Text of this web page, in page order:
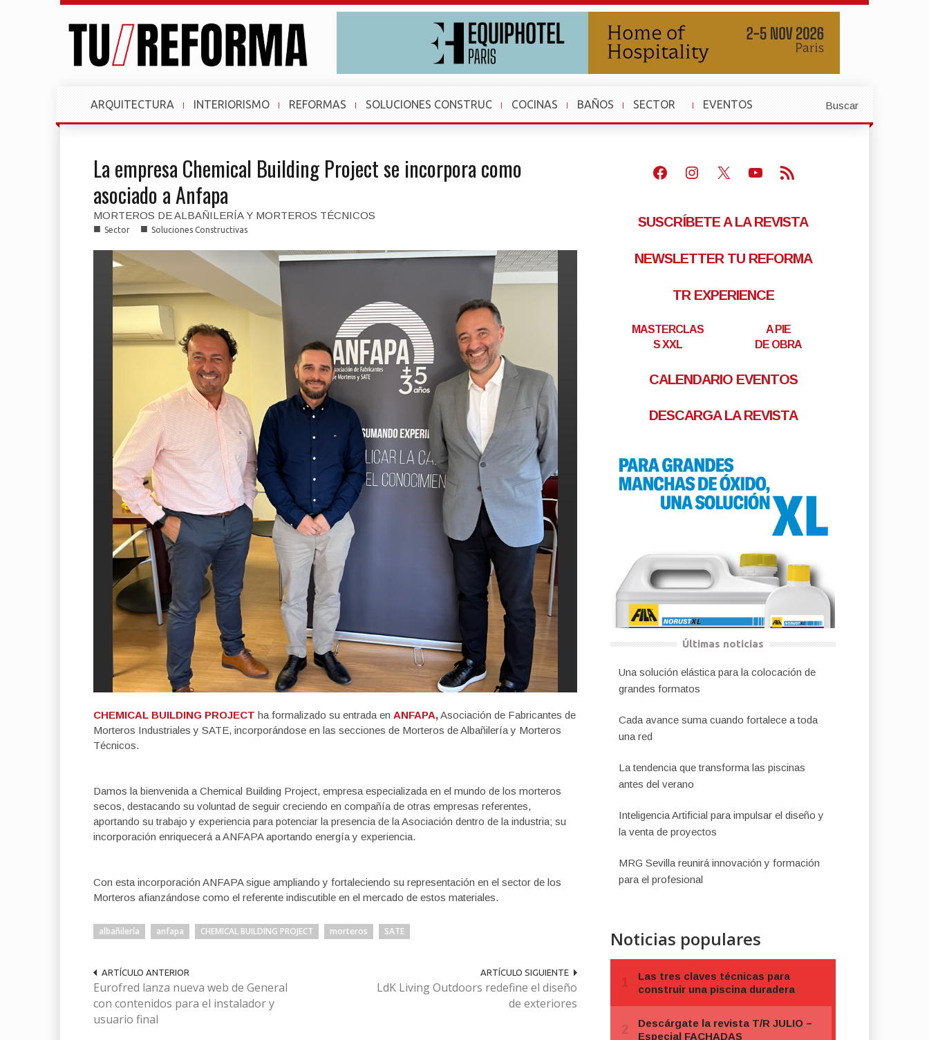
ARQUITECTURA INTERIORISMO REFORMAS SOLUCIONES CONSTRUC COCINAS BAÑOS
SECTOR
»
EVENTOS
»
Buscar
La empresa Chemical Building Project se incorpora como
asociado a Anfapa
MORTEROS DE ALBAÑILERÍA Y MORTEROS TÉCNICOS
■ Sector ■ Soluciones Constructivas
CHEMICAL BUILDING PROJECT ha formalizado su entrada en ANFAPA,Asociación de Fabricantes de
Morteros Industriales y SATE, incorporándose en las secciones de Morteros de Albañilería y Morteros
Técnicos.
Damos la bienvenida a Chemical Building Project, empresa especializada en el mundo de los morteros
secos, destacando su voluntad de seguir creciendo en compañía de otras empresas referentes,
aportando su trabajo y experiencia para potenciar la presencia de la Asociación dentro de la industria; su
incorporación enriquecerá a ANFAPA aportando energía y experiencia.
Con esta incorporación ANFAPA sigue ampliando y fortaleciendo su representación en el sector de los
Morteros afianzándose como el referente indiscutible en el mercado de estos materiales.
albañilería anfapa CHEMICAL BUILDING PROJECT morteros SATE
ARTÍCULO ANTERIOR
Eurofred lanza nueva web de General
con contenidos para el instalador y
usuario final
ARTÍCULO SIGUIENTE
LdK Living Outdoors redefine el diseño
de exteriores
Facebook
Instagram
X Youtube
Feed RSS
SUSCRÍBETE A LA REVISTA
NEWSLETTER TU REFORMA
TR EXPERIENCE
MASTERCLAS
S XXL
A PIE
DE OBRA
CALENDARIO EVENTOS
DESCARGA LA REVISTA
Últimas noticias
Una solución elástica para la colocación de
grandes formatos
Cada avance suma cuando fortalece a toda
una red
La tendencia que transforma las piscinas
antes del verano
Inteligencia Artificial para impulsar el diseño y
la venta de proyectos
MRG Sevilla reunirá innovación y formación
para el profesional
Noticias populares